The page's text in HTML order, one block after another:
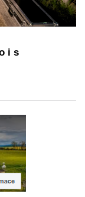
i s